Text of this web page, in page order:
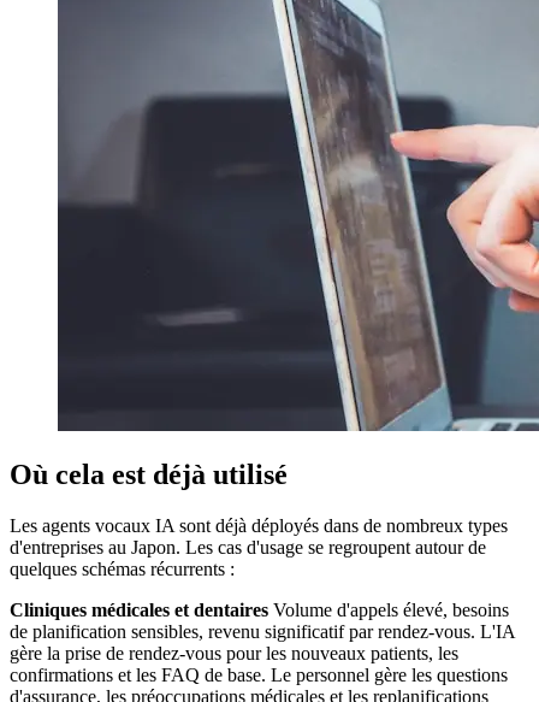
Où cela est déjà utilisé
Les agents vocaux IA sont déjà déployés dans de nombreux types
d'entreprises au Japon. Les cas d'usage se regroupent autour de
quelques schémas récurrents :
Cliniques médicales et dentaires Volume d'appels élevé, besoins
de planification sensibles, revenu significatif par rendez-vous. L'IA
gère la prise de rendez-vous pour les nouveaux patients, les
confirmations et les FAQ de base. Le personnel gère les questions
d'assurance, les préoccupations médicales et les replanifications